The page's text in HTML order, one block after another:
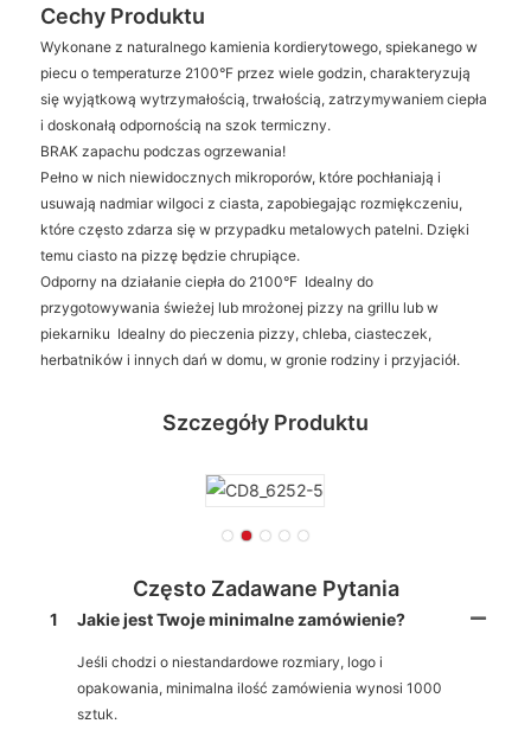
Cechy Produktu
Wykonane z naturalnego kamienia kordierytowego, spiekanego w
piecu o temperaturze 2100°F przez wiele godzin, charakteryzują
się wyjątkową wytrzymałością, trwałością, zatrzymywaniem ciepła
i doskonałą odpornością na szok termiczny.
BRAK zapachu podczas ogrzewania!
Pełno w nich niewidocznych mikroporów, które pochłaniają i
usuwają nadmiar wilgoci z ciasta, zapobiegając rozmiękczeniu,
które często zdarza się w przypadku metalowych patelni. Dzięki
temu ciasto na pizzę będzie chrupiące.
Odporny na działanie ciepła do 2100°F Idealny do
przygotowywania świeżej lub mrożonej pizzy na grillu lub w
piekarniku Idealny do pieczenia pizzy, chleba, ciasteczek,
herbatników i innych dań w domu, w gronie rodziny i przyjaciół.
Szczegóły Produktu
Często Zadawane Pytania
1 Jakie jest Twoje minimalne zamówienie?
Jeśli chodzi o niestandardowe rozmiary, logo i
opakowania, minimalna ilość zamówienia wynosi 1000
sztuk.